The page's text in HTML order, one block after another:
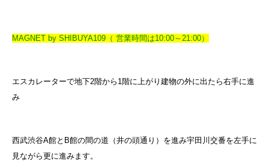
MAGNET by SHIBUYA109（ 営業時間は10:00～21:00）
エスカレーターで地下2階から1階に上がり建物の外に出たら右手に進
み
西武渋谷A館とB館の間の道（井の頭通り）を進み宇田川交番を左手に
見ながら更に進みます。